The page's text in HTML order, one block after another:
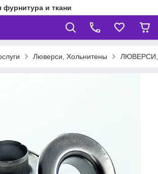
и ткани
Люверси, Хольнитены